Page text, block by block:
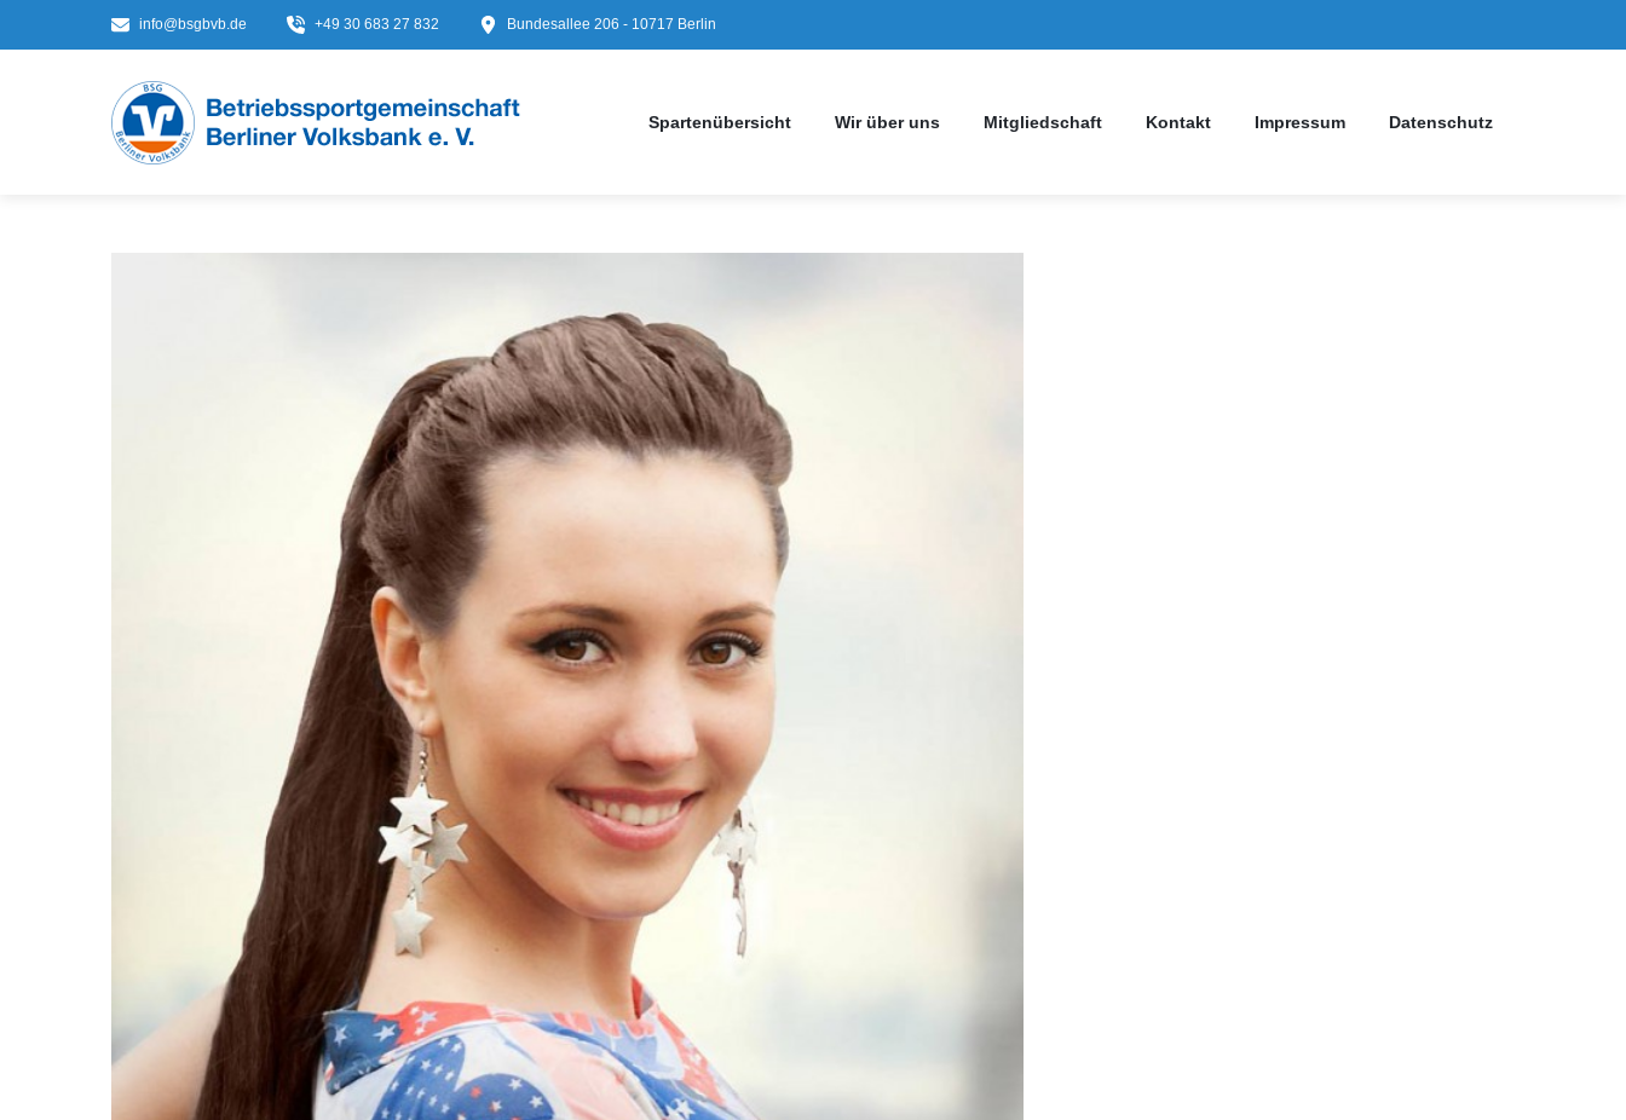
info@bsgbvb.de +49 30 683 27 832 Bundesallee 206 - 10717 Berlin
Spartenübersicht Wir über uns Mitgliedschaft Kontakt Impressum Datenschutz